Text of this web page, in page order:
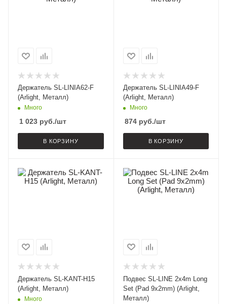
Держатель SL-LINIA62-F
(Arlight, Металл)
Много
1 023 руб./шт
В КОРЗИНУ
Держатель SL-LINIA49-F
(Arlight, Металл)
Много
874руб./шт
В КОРЗИНУ
Держатель SL-KANT-H15
(Arlight, Металл)
Много
Подвес SL-LINE 2x4m Long
Set (Pad 9x2mm) (Arlight,
Металл)